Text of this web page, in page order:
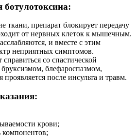
ткани, препарат блокирует передачу
от нервных клеток к мышечным.
и вместе с этим
неприятных симптомов.
со спастической
блефароспазмом,
проявляется после инсульта и травм.
крови;
компонентов;